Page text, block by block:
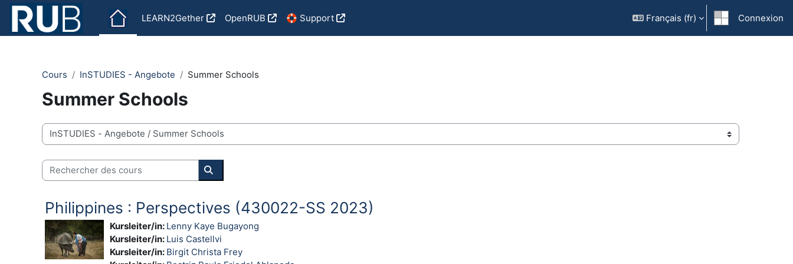
Passer au contenu principal
LEARN2Gether
OpenRUB 🛟 Support Français ‎(fr)‎ Connexion
Cours InSTUDIES - Angebote Summer Schools
Summer Schools
Catégories de cours
Rechercher des cours
Rechercher des cours
Philippines : Perspectives (430022-SS 2023)
Kursleiter/in: Lenny Kaye Bugayong
Kursleiter/in: Luis Castellvi
Kursleiter/in: Birgit Christa Frey